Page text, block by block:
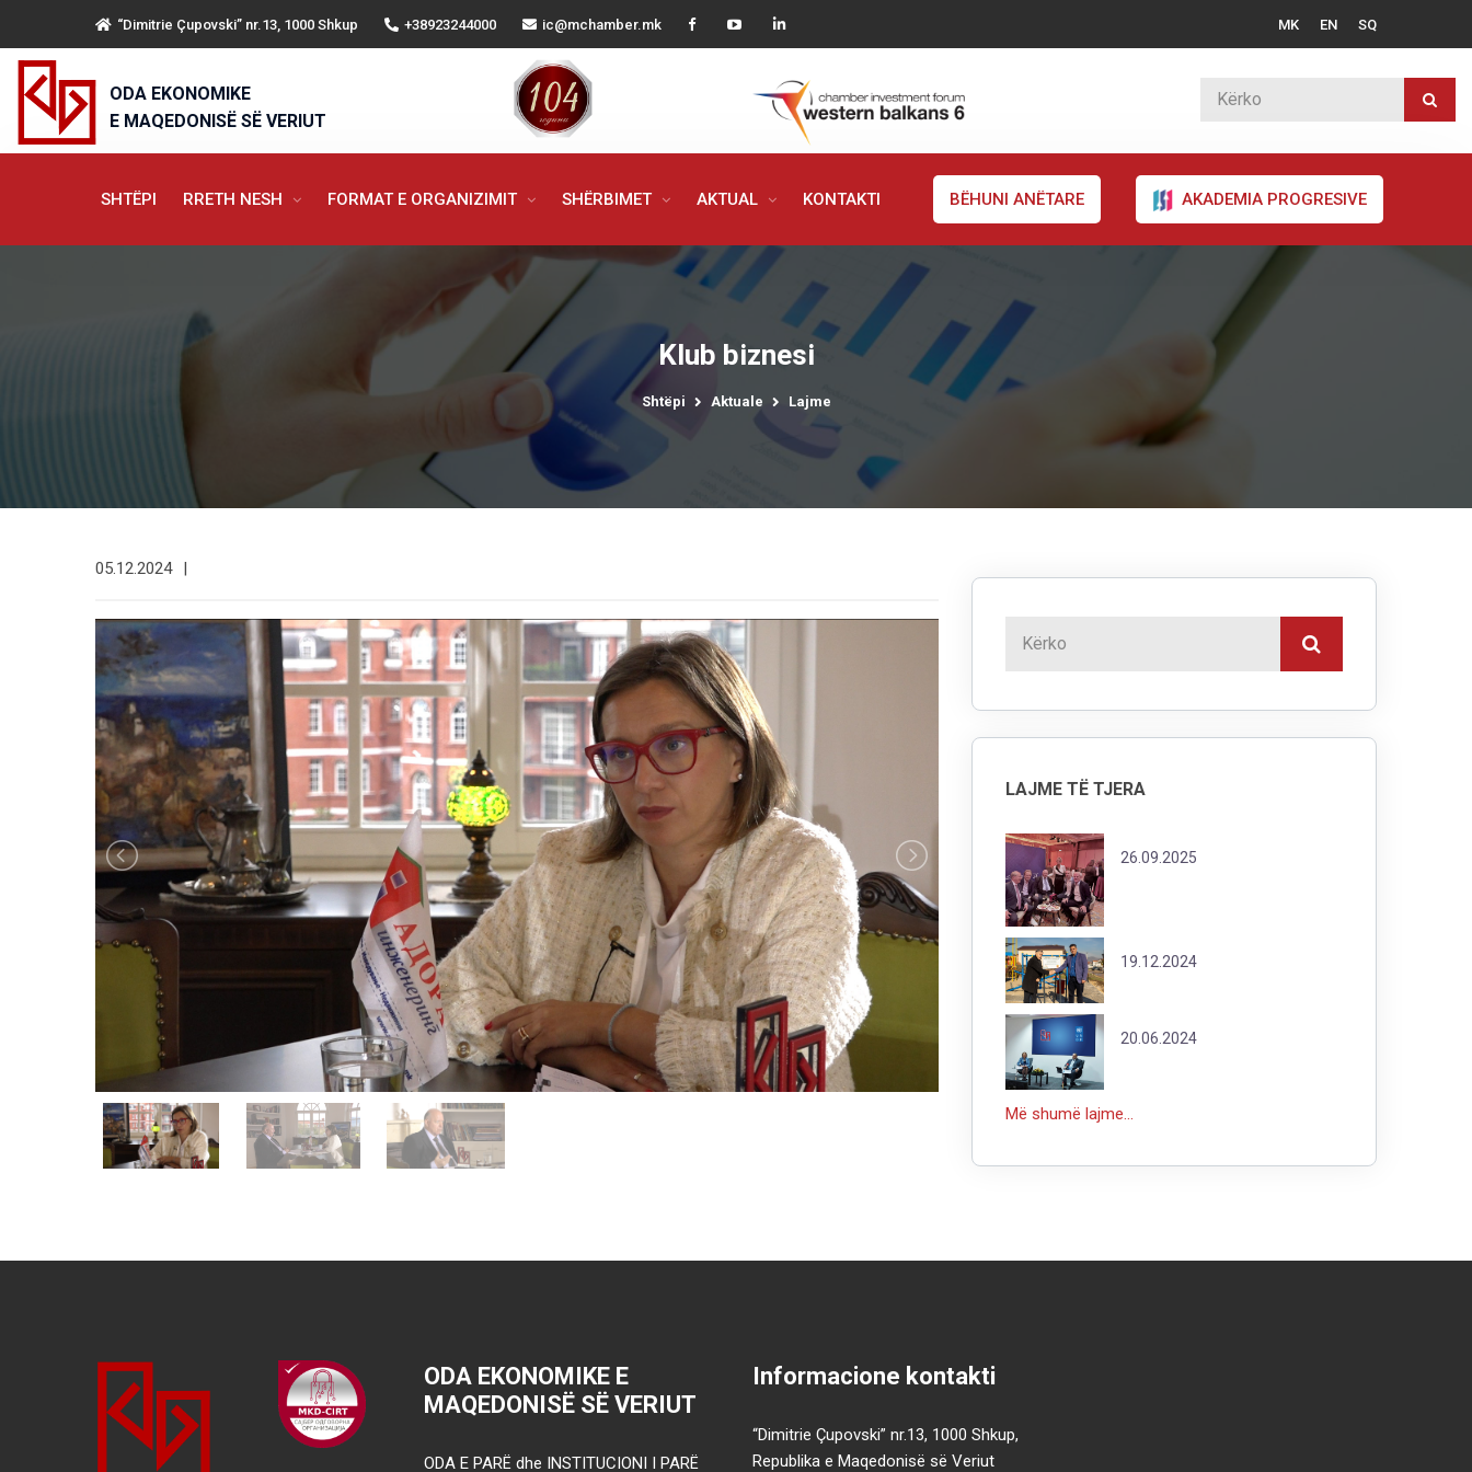
“Dimitrie Çupovski” nr.13, 1000 Shkup +38923244000 ic@mchamber.mk MK EN SQ
ODA EKONOMIKE
E MAQEDONISË SË VERIUT
SHTËPI RRETH NESH FORMAT E ORGANIZIMIT SHËRBIMET AKTUAL KONTAKTI BËHUNI ANËTARE AKADEMIA PROGRESIVE
Klub biznesi
Shtëpi Aktuale Lajme
05.12.2024 |
LAJME TË TJERA
26.09.2025
19.12.2024
20.06.2024
Më shumë lajme...
ODA EKONOMIKE E
MAQEDONISË SË VERIUT
ODA E PARË dhe INSTITUCIONI I PARË
Informacione kontakti
“Dimitrie Çupovski” nr.13, 1000 Shkup,
Republika e Maqedonisë së Veriut